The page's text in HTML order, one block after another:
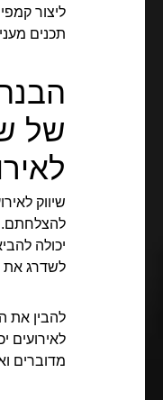
ליצור
תכנים
של
שיווק
להצלחתם.
יכולה
לשדרג את
להבין את
לאירועים
מדוברים